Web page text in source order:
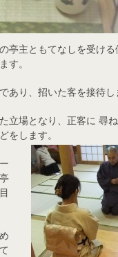
亭主ともてなしを受け
す。
り、招いた客を接待し
立場となり、正客に 尋
をします。